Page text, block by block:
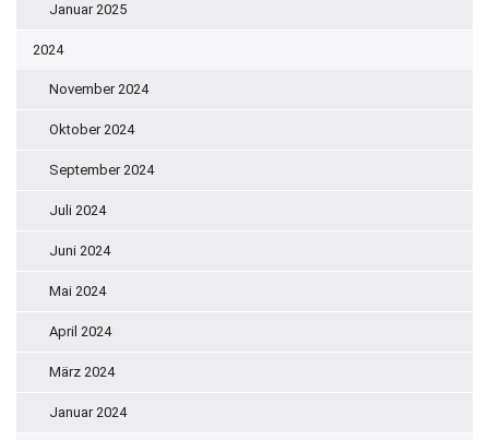
Januar 2025
2024
November 2024
Oktober 2024
September 2024
Juli 2024
Juni 2024
Mai 2024
April 2024
März 2024
Januar 2024